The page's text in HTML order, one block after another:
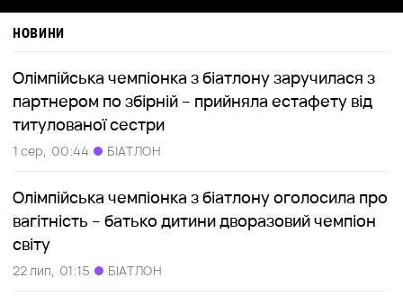
НОВИНИ
Олімпійська чемпіонка з біатлону заручилася з
партнером по збірній – прийняла естафету від
титулованої сестри
1 сер, 00:44 БІАТЛОН
Олімпійська чемпіонка з біатлону оголосила про
вагітність – батько дитини дворазовий чемпіон
світу
22 лип, 01:15 БІАТЛОН